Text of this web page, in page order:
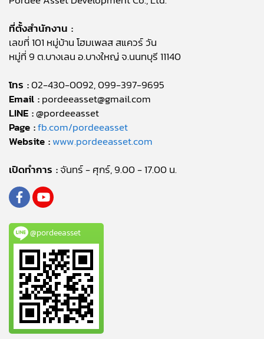
ที่ตั้งสำนักงาน :
เลขที่ 101 หมู่บ้าน โฮมเพลส สแควร์ วัน
หมู่ที่ 9 ต.บางเลน อ.บางใหญ่ จ.นนทบุรี 11140
โทร :02-430-0092, 099-397-9695
Email :pordeeasset@gmail.com
LINE :@pordeeasset
Page :fb.com/pordeeasset
Website :www.pordeeasset.com
เปิดทำการ :จันทร์ - ศุกร์, 9.00 - 17.00 น.
@pordeeasset